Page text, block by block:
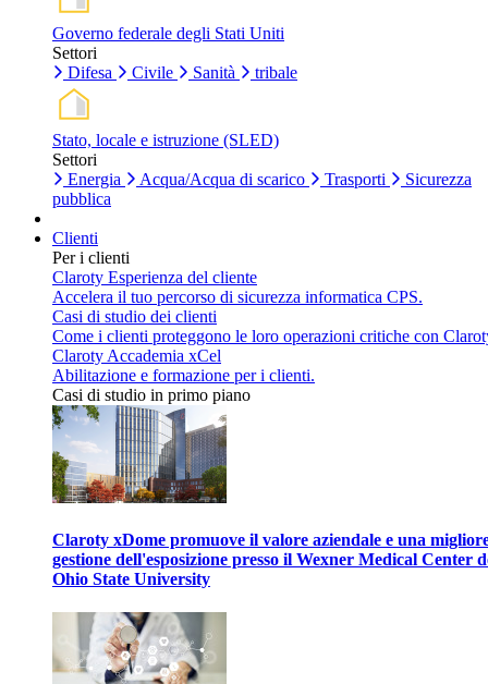
Governo federale degli Stati Uniti
Settori
Difesa
Civile Sanità tribale
Stato, locale e istruzione (SLED)
Settori
Energia
Acqua/Acqua di scarico Trasporti
Sicurezza
pubblica
Clienti
Per i clienti
Claroty Esperienza del cliente
Accelera il tuo percorso di sicurezza informatica CPS.
Casi di studio dei clienti
Come i clienti proteggono le loro operazioni critiche con
Claroty Accademia xCel
Abilitazione e formazione per i clienti.
Casi di studio in primo piano
Claroty xDome promuove il valore aziendale e una
gestione dell'esposizione presso il Wexner Medical Center
Ohio State University